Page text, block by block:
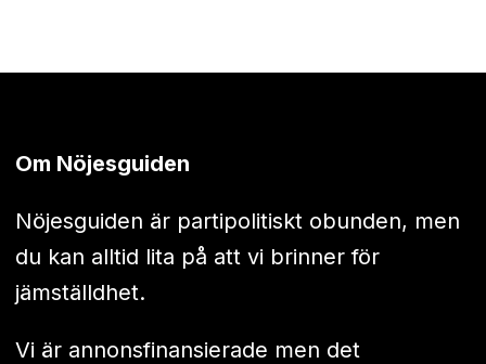
Om Nöjesguiden
Nöjesguiden är partipolitiskt obunden, men
du kan alltid lita på att vi brinner för
jämställdhet.
Vi är annonsfinansierade men det